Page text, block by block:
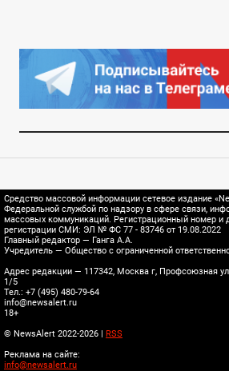
Средство массовой информации сетевое издание
Федеральной службой по надзору в сфере связи,
массовых коммуникаций. Регистрационный номер и
регистрации СМИ: ЭЛ № ФС 77 - 83746 от 19.08.2022
Главный редактор — Ганга А.А.
Учредитель — Общество с ограниченной
Адрес редакции — 117342, Москва г, Профсоюзная
1/5
Тел.: +7 (495) 480-79-64
info@newsalert.ru
18+
© NewsAlert 2022-2026 | RSS
Реклама на сайте:
info@newsalert.ru